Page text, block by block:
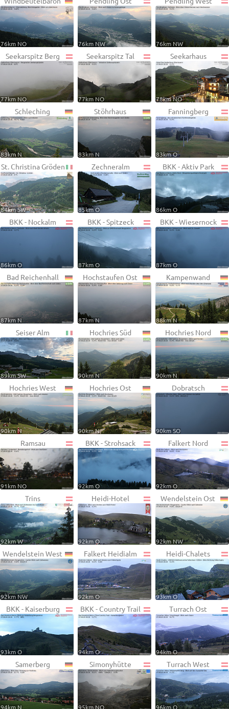
76km NO 76km NW 76km NW
Seekarspitz Berg
77km NO
Seekarspitz Tal
77km NO
Seekarhaus
78km NO
Schleching
83km N
Stöhrhaus
83km N
Fanningberg
83km O
St. Christina Gröden
84km SW
Zechneralm
85km O
BKK - Aktiv Park
86km O
BKK - Nockalm
86km O
BKK - Spitzeck
87km O
BKK - Wiesernock
87km O
Bad Reichenhall
87km N
Hochstaufen Ost
87km N
Kampenwand
88km N
Seiser Alm
89km SW
Hochries Süd
90km N
Hochries Nord
90km N
Hochries West
90km N
Hochries Ost
90km N
Dobratsch
90km SO
Ramsau
91km NO
BKK - Strohsack
92km O
Falkert Nord
92km O
Trins
92km W
Heidi-Hotel
92km O
Wendelstein Ost
92km NW
Wendelstein West
92km NW
Falkert Heidialm
92km O
Heidi-Chalets
93km O
BKK - Kaiserburg
93km O
BKK - Country Trail
94km O
Turrach Ost
94km O
Samerberg
94km N
Simonyhütte
95km NO
Turrach West
96km O